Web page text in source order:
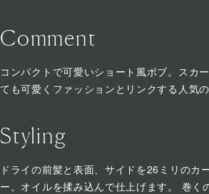
Comment
コンパクトで可愛いショート風ボブ。スカ
ても可愛くファッションとリンクする人気の
Styling
ドライの前髪と表面、サイドを26ミリのカ
ー。オイルを揉み込んで仕上げます。 巻く